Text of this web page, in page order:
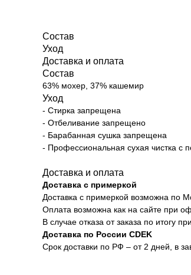
Состав
Уход
Доставка и оплата
Состав
63% мохер, 37% кашемир
Уход
- Стирка запрещена
- Отбеливание запрещено
- Барабанная сушка запрещена
- Профессиональная сухая чистка с
Доставка и оплата
Доставка с примеркой
Доставка с примеркой возможна по
Оплата возможна как на сайте при
В случае отказа от заказа по итогу
Доставка по России CDEK
Срок доставки по РФ – от 2 дней, в